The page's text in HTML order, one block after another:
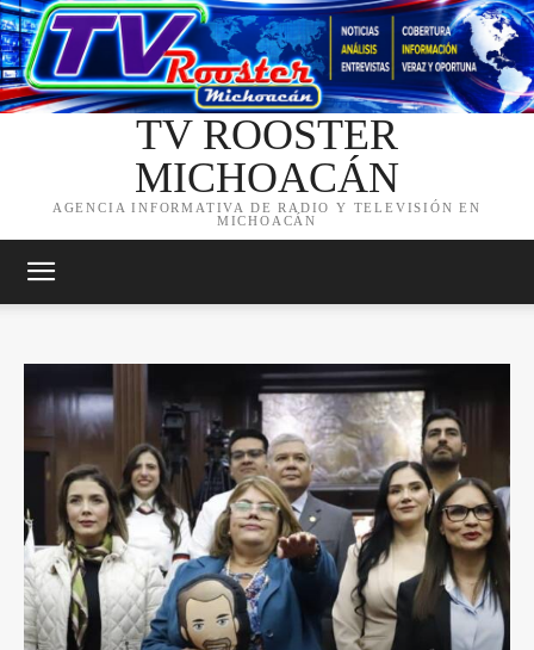
TV ROOSTER
MICHOACÁN
AGENCIA INFORMATIVA DE RADIO Y TELEVISIÓN EN
MICHOACÁN